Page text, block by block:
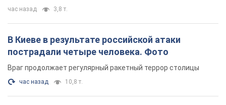
час назад 3,8 т.
В Киеве в результате российской атаки
пострадали четыре человека. Фото
Враг продолжает регулярный ракетный террор столицы
час назад 10,8 т.